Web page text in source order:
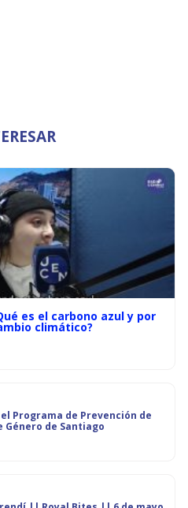
es el carbono azul y por
climático?
Programa de Prevención de
Género de Santiago